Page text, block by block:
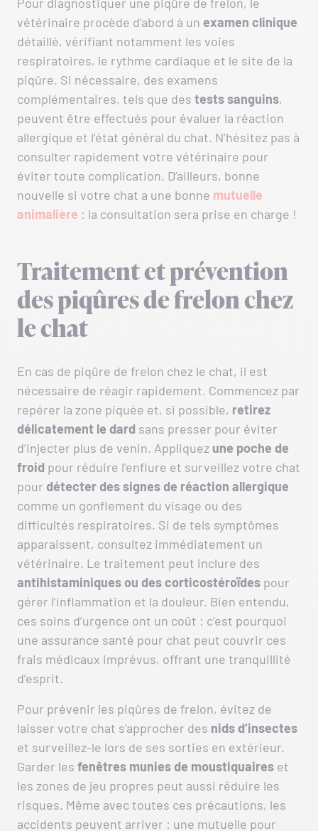
vétérinaire procède d’abord à un examen clinique
détaillé, vérifiant notamment les voies
respiratoires, le rythme cardiaque et le site de la
piqûre. Si nécessaire, des examens
complémentaires, tels que des tests sanguins,
peuvent être effectués pour évaluer la réaction
allergique et l’état général du chat. N’hésitez pas à
consulter rapidement votre vétérinaire pour
éviter toute complication. D’ailleurs, bonne
nouvelle si votre chat a une bonne mutuelle
animalière : la consultation sera prise en charge !
Traitement et prévention
des piqûres de frelon chez
le chat
En cas de piqûre de frelon chez le chat, il est
nécessaire de réagir rapidement. Commencez par
repérer la zone piquée et, si possible, retirez
délicatement le dard sans presser pour éviter
d’injecter plus de venin. Appliquez une poche de
froid pour réduire l’enflure et surveillez votre chat
pour détecter des signes de réaction allergique
comme un gonflement du visage ou des
difficultés respiratoires. Si de tels symptômes
apparaissent, consultez immédiatement un
vétérinaire. Le traitement peut inclure des
antihistaminiques ou des corticostéroïdes pour
gérer l’inflammation et la douleur. Bien entendu,
ces soins d’urgence ont un coût : c’est pourquoi
une assurance santé pour chat peut couvrir ces
frais médicaux imprévus, offrant une tranquillité
d’esprit.
Pour prévenir les piqûres de frelon, évitez de
laisser votre chat s’approcher des nids d’insectes
et surveillez-le lors de ses sorties en extérieur.
Garder les fenêtres munies de moustiquaires et
les zones de jeu propres peut aussi réduire les
risques. Même avec toutes ces précautions, les
accidents peuvent arriver : une mutuelle pour